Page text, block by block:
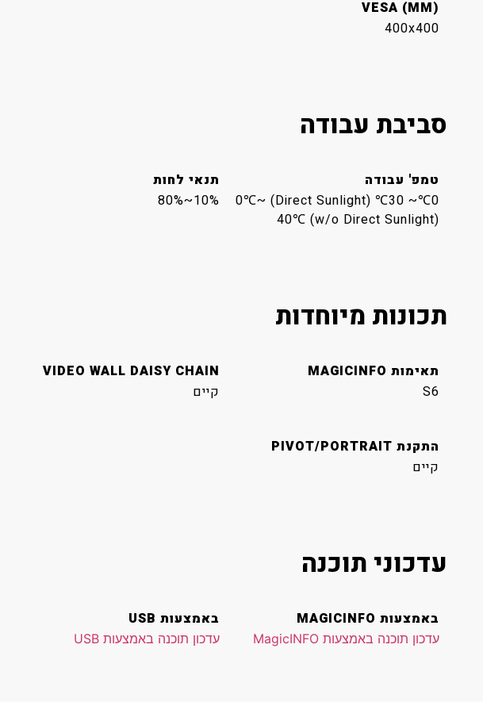
VESA (MM)
400x400
סביבת עבודה
טמפ' עבודה
0℃~ 30℃ (Direct Sunlight) 0℃~
40℃ (w/o Direct Sunlight)
תנאי לחות
10%~80%
תכונות מיוחדות
תאימות MAGICINFO
S6
VIDEO WALL DAISY CHAIN
קיים
התקנת PIVOT/PORTRAIT
קיים
עדכוני תוכנה
באמצעות MAGICINFO
עדכון תוכנה באמצעות MagicINFO
באמצעות USB
עדכון תוכנה באמצעות USB